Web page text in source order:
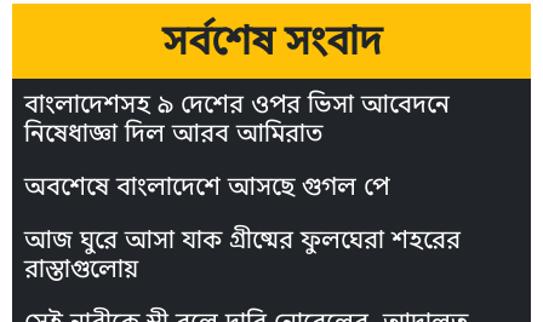
সর্বশেষ সংবাদ
বাংলাদেশসহ ৯ দেশের ওপর ভিসা আবেদনে
নিষেধাজ্ঞা দিল আরব আমিরাত
অবশেষে বাংলাদেশে আসছে গুগল পে
আজ ঘুরে আসা যাক গ্রীষ্মের ফুলঘেরা শহরের
রাস্তাগুলোয়